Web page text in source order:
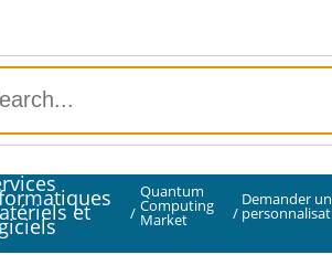
et /
Quantum
Computing
Market /
Demander